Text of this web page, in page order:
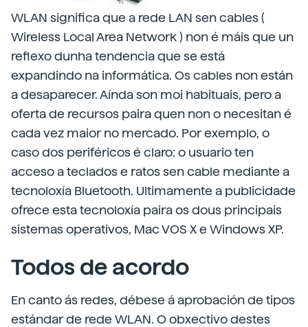
WLAN significa que a rede LAN sen cables (
Wireless Local Area Network ) non é máis que un
reflexo dunha tendencia que se está
expandindo na informática. Os cables non están
a desaparecer. Aínda son moi habituais, pero a
oferta de recursos paira quen non o necesitan é
cada vez maior no mercado. Por exemplo, o
caso dos periféricos é claro: o usuario ten
acceso a teclados e ratos sen cable mediante a
tecnoloxía Bluetooth. Ultimamente a publicidade
ofrece esta tecnoloxía paira os dous principais
sistemas operativos, Mac VOS X e Windows XP.
Todos de acordo
En canto ás redes, débese á aprobación de tipos
estándar de rede WLAN. O obxectivo destes